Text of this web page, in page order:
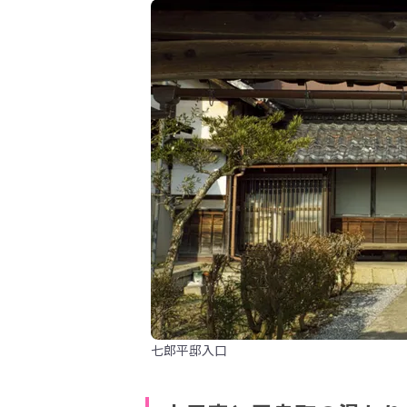
七郎平邸入口